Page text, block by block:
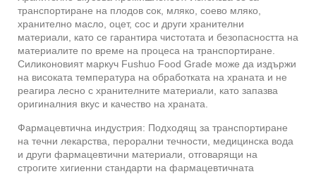
транспортиране на плодов сок, мляко, соево мляко,
хранително масло, оцет, сос и други хранителни
материали, като се гарантира чистотата и безопасността на
материалите по време на процеса на транспортиране.
Силиконовият маркуч Fushuo Food Grade може да издържи
на високата температура на обработката на храната и не
реагира лесно с хранителните материали, като запазва
оригиналния вкус и качество на храната.
Фармацевтична индустрия: Подходящ за транспортиране
на течни лекарства, перорални течности, медицинска вода
и други фармацевтични материали, отговарящи на
строгите хигиенни стандарти на фармацевтичната